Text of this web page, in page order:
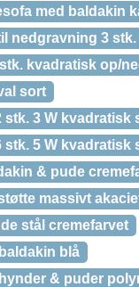
med baldakin
nedgravning 3
kvadratisk op/
sort
3 W kvadratisk
5 W kvadratisk
& pude
massivt
stål cremefarvet
blå
& puder